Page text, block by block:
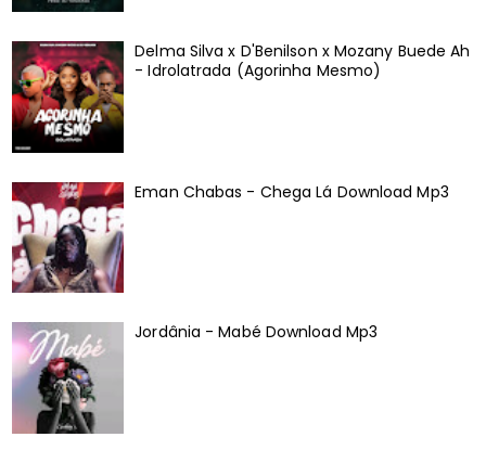
Delma Silva x D'Benilson x Mozany Buede Ah
- Idrolatrada (Agorinha Mesmo)
Eman Chabas - Chega Lá Download Mp3
Jordânia - Mabé Download Mp3